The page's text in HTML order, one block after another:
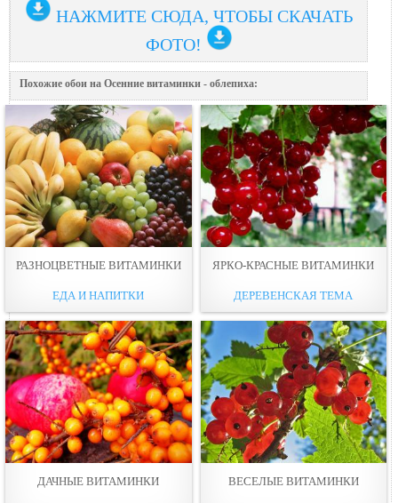
НАЖМИТЕ СЮДА, ЧТОБЫ СКАЧАТЬ
ФОТО!
Похожие обои на Осенние витаминки - облепиха:
РАЗНОЦВЕТНЫЕ ВИТАМИНКИ
ЕДА И НАПИТКИ
ЯРКО-КРАСНЫЕ ВИТАМИНКИ
ДЕРЕВЕНСКАЯ ТЕМА
ДАЧНЫЕ ВИТАМИНКИ ВЕСЕЛЫЕ ВИТАМИНКИ